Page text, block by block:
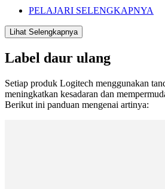
PELAJARI SELENGKAPNYA
Lihat Selengkapnya
Label daur ulang
Setiap produk Logitech menggunakan
meningkatkan kesadaran dan
Berikut ini panduan mengenai artinya: